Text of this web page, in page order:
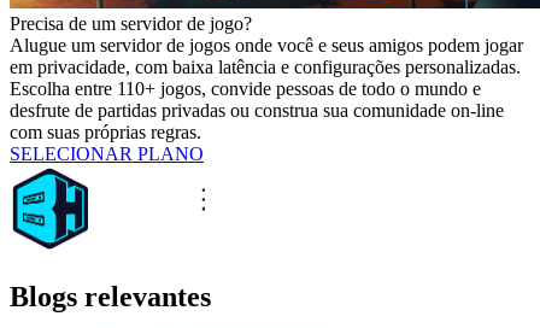
Precisa de um servidor de jogo?
Alugue um servidor de jogos onde você e seus amigos podem jogar
em privacidade, com baixa latência e configurações personalizadas.
Escolha entre 110+ jogos, convide pessoas de todo o mundo e
desfrute de partidas privadas ou construa sua comunidade on-line
com suas próprias regras.
SELECIONAR PLANO
Blogs relevantes